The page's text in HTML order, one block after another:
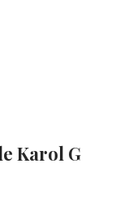
Karol G